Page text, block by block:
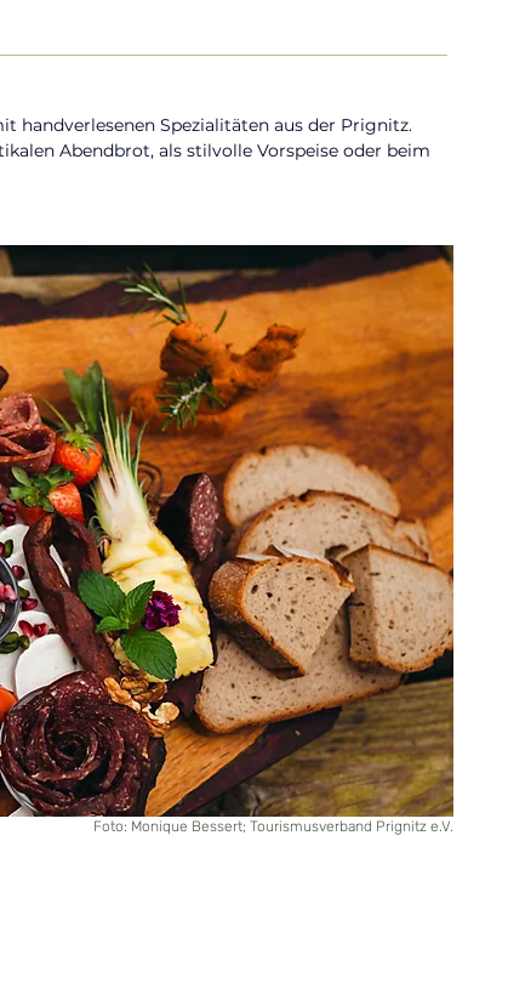
handverlesenen Spezialitäten aus der Prignitz.
Abendbrot, als stilvolle Vorspeise oder beim
Foto: Monique Bessert; Tourismusverband Prignitz e.V.